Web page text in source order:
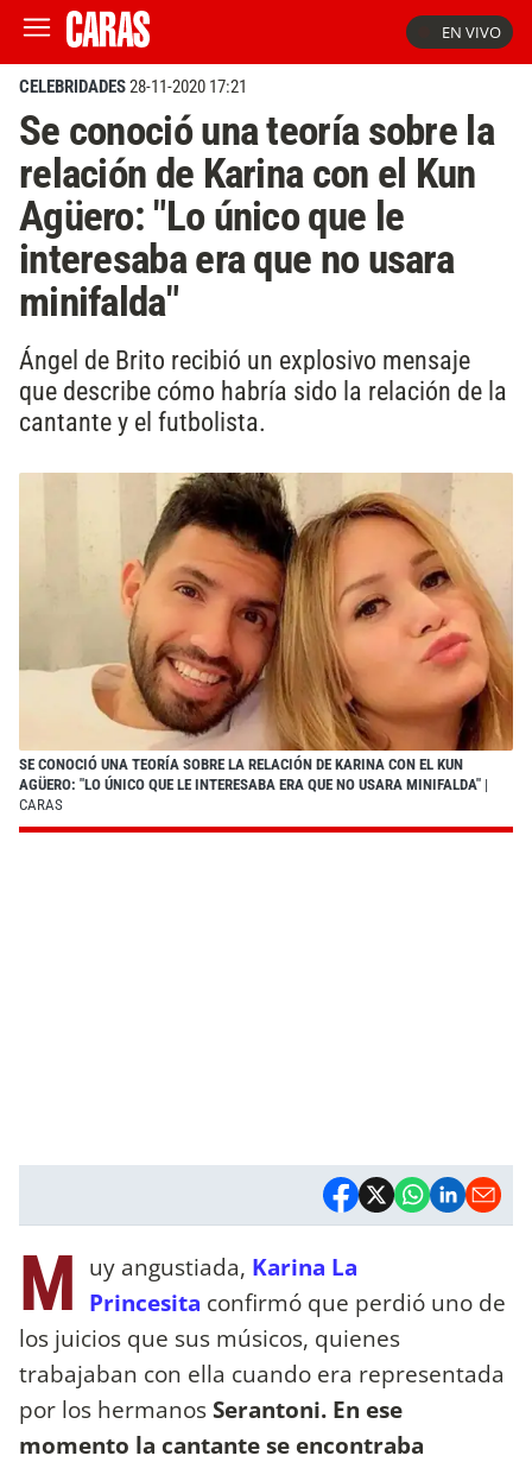
EN VIVO
CELEBRIDADES28-11-2020 17:21
Se conoció una teoría sobre la
relación de Karina con el Kun
Agüero: "Lo único que le
interesaba era que no usara
minifalda"
Ángel de Brito recibió un explosivo mensaje
que describe cómo habría sido la relación de la
cantante y el futbolista.
SE CONOCIÓ UNA TEORÍA SOBRE LA RELACIÓN DE KARINA CON EL KUN
AGÜERO: "LO ÚNICO QUE LE INTERESABA ERA QUE NO USARA MINIFALDA" |
CARAS
M uy angustiada, Karina La
Princesita confirmó que perdió uno de
los juicios que sus músicos, quienes
trabajaban con ella cuando era representada
por los hermanosSerantoni. En ese
momento la cantante se encontraba